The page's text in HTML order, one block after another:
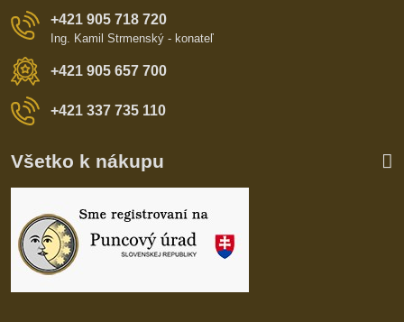
+421 905 718 720
Ing. Kamil Strmenský - konateľ
+421 905 657 700
+421 337 735 110
Všetko k nákupu